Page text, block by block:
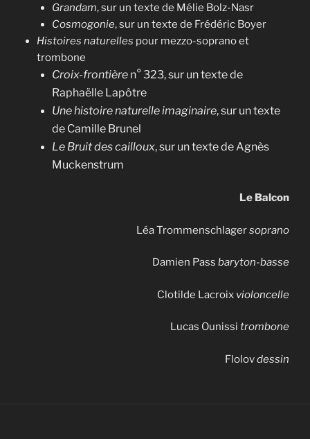
Grandam, sur un texte de Mélie Bolz-Nasr
Cosmogonie, sur un texte de Frédéric Boyer
Histoires naturelles pour mezzo-soprano et
trombone
Croix-frontière n° 323, sur un texte de
Raphaëlle Lapôtre
Une histoire naturelle imaginaire, sur un texte
de Camille Brunel
Le Bruit des cailloux, sur un texte de Agnès
Muckenstrum
Le Balcon
Léa Trommenschlagersoprano
Damien Pass baryton-basse
Clotilde Lacroix violoncelle
Lucas Ounissi trombone
Flolovdessin